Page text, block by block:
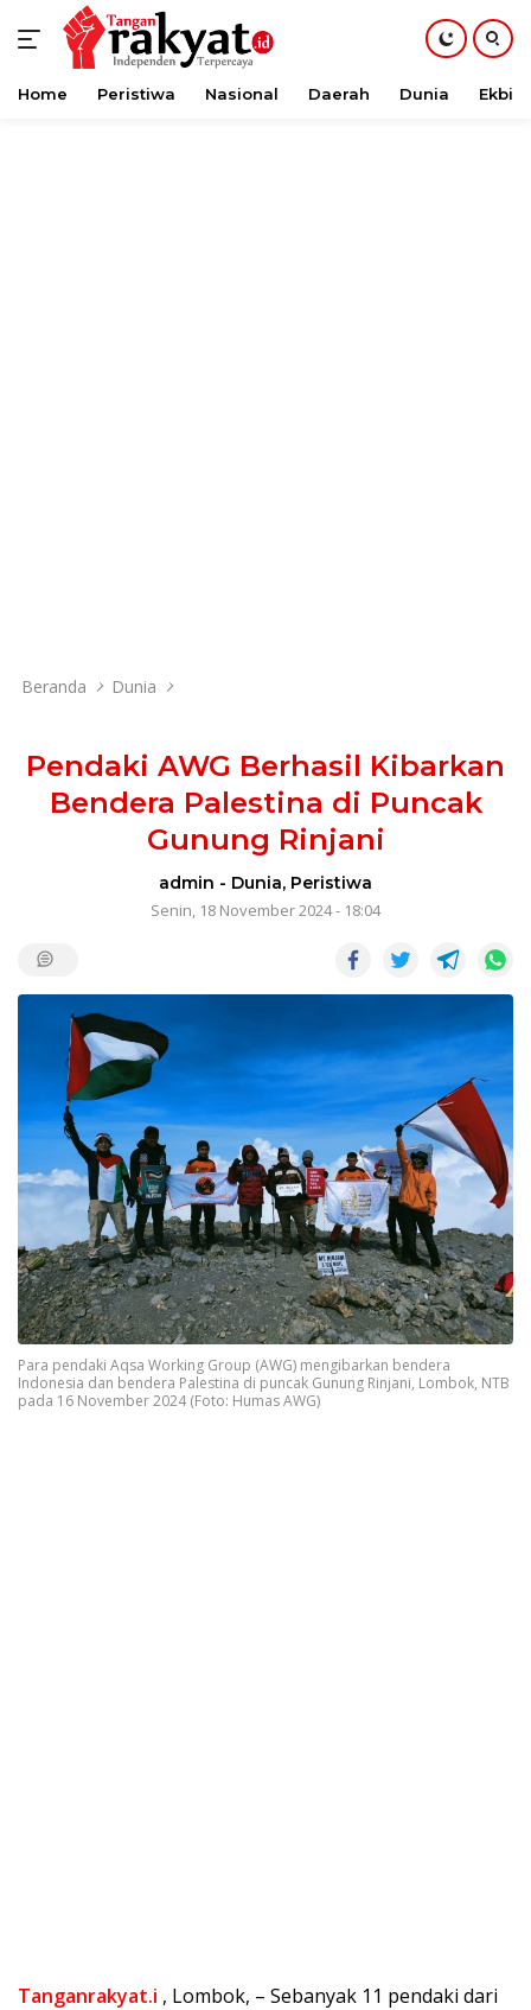
Langsung
Home Peristiwa Nasional Daerah Dunia Ekbis
Beranda Dunia
Pendaki AWG Berhasil Kibarkan
Bendera Palestina di Puncak
Gunung Rinjani
admin - Dunia, Peristiwa
Senin, 18 November 2024 - 18:04
Para pendaki Aqsa Working Group (AWG) mengibarkan bendera
Indonesia dan bendera Palestina di puncak Gunung Rinjani, Lombok, NTB
pada 16 November 2024 (Foto: Humas AWG)
Tanganrakyat.i , Lombok, – Sebanyak 11 pendaki dari